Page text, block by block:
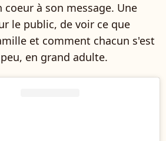
à son message. Une
le public, de voir ce que
et comment chacun s'est
en grand adulte.